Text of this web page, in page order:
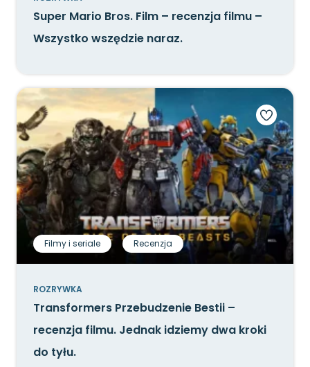
Super Mario Bros. Film – recenzja filmu –
Wszystko wszędzie naraz.
Filmy i seriale Recenzja
ROZRYWKA
Transformers Przebudzenie Bestii –
recenzja filmu. Jednak idziemy dwa kroki
do tyłu.